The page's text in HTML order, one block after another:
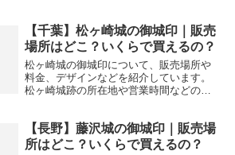
【千葉】松ヶ崎城の御城印｜販売
場所はどこ？いくらで買えるの？
松ヶ崎城の御城印について、販売場所や
料金、デザインなどを紹介しています。
松ヶ崎城跡の所在地や営業時間などの基
【長野】藤沢城の御城印｜販売場
所はどこ？いくらで買えるの？